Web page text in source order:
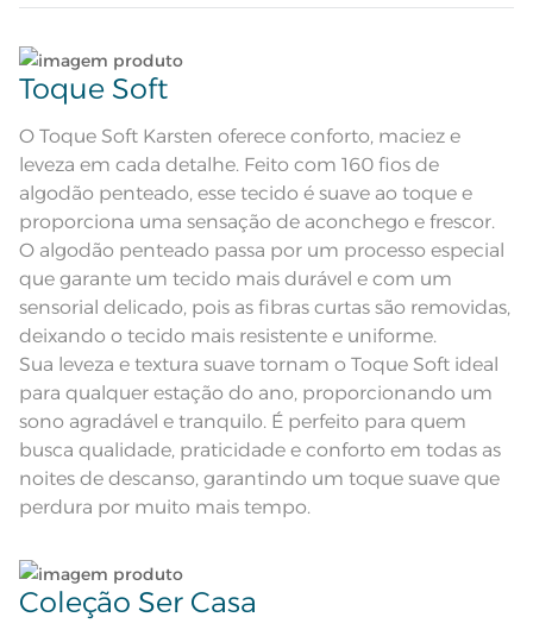
Quantidade de Peças
Atributos
Composição 100% Algodão
Tamanho Solteiro
Cor Glacê Bege
Itens Inclusos 1 Lençol de Elástico e 1 Fronha
Medida
Lençol de Elástico: 1,00m x 2,00m
x 30cm; Fronha: 50cm x 70cm
Acabamento Tinto Liso
Lavação a 40ºC; Proibido alvejar;
Secar em tambor com
temperatura máxima de 60º; Ferro
Observações
Lave tipos de tecidos distintos separadamente;
Não lave cores claras e cores escuras no mesmo
ciclo;
Lave as peças no ciclo leve, suave ou delicado de
sua lavadora;
Enxágue as peças com bastante água;
Utilize a quantidade mínima de amaciante e sabão;
Leia atentamente as instruções na etiqueta.
Toque Soft
O Toque Soft Karsten oferece conforto, maciez e
leveza em cada detalhe. Feito com 160 fios de
algodão penteado, esse tecido é suave ao toque e
proporciona uma sensação de aconchego e frescor.
O algodão penteado passa por um processo especial
que garante um tecido mais durável e com um
sensorial delicado, pois as fibras curtas são removidas,
deixando o tecido mais resistente e uniforme.
Sua leveza e textura suave tornam o Toque Soft ideal
para qualquer estação do ano, proporcionando um
sono agradável e tranquilo. É perfeito para quem
busca qualidade, praticidade e conforto em todas as
noites de descanso, garantindo um toque suave que
perdura por muito mais tempo.
Coleção Ser Casa